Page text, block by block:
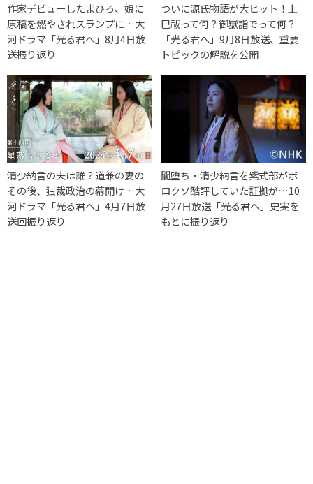
作家デビューしたまひろ、娘に
原稿を燃やされスランプに…大
河ドラマ「光る君へ」8月4日放
送振り返り
ついに源氏物語が大ヒット！上
巳祓って何？御嶽詣でって何？
「光る君へ」9月8日放送、重要
トピックの解説を公開
清少納言の夫は誰？道兼の妻の
その後、独裁政治の幕開け…大
河ドラマ「光る君へ」4月7日放
送回振り返り
闇堕ち・清少納言を紫式部がボ
ロクソ酷評していた証拠が…10
月27日放送「光る君へ」史実を
もとに振り返り